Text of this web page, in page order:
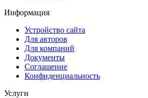
Информация
Устройство сайта
Для авторов
Для компаний
Документы
Соглашение
Конфиденциальность
Услуги